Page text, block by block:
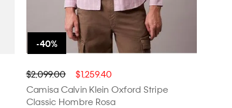
$2,099.00 $1,259.40
Camisa Calvin Klein Oxford Stripe
Classic Hombre Rosa